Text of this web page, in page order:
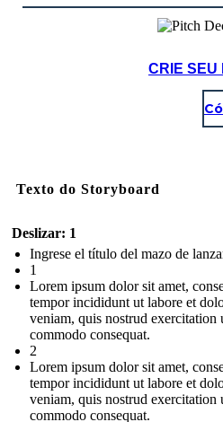
CRIE SEU
Texto do Storyboard
Deslizar: 1
Ingrese el título del mazo de
1
Lorem ipsum dolor sit amet,
tempor incididunt ut labore et
veniam, quis nostrud
commodo consequat.
2
Lorem ipsum dolor sit amet,
tempor incididunt ut labore et
veniam, quis nostrud
commodo consequat.